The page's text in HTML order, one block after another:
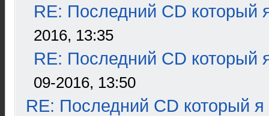
RE: Последний CD который
2016, 13:35
RE: Последний CD который
09-2016, 13:50
RE: Последний CD который я